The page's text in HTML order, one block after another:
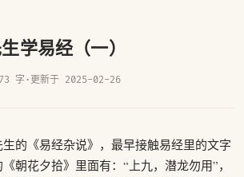
学易经（一）
字 · 更新于 2025-02-26
的《易经杂说》，最早接触易经里的文字
朝花夕拾》里面有：“上九，潜龙勿用”，